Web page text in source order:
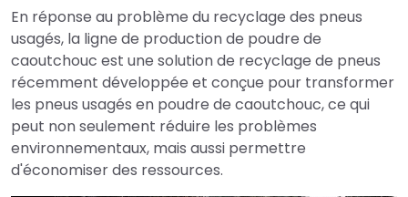
En réponse au problème du recyclage des pneus
usagés, la ligne de production de poudre de
caoutchouc est une solution de recyclage de pneus
récemment développée et conçue pour transformer
les pneus usagés en poudre de caoutchouc, ce qui
peut non seulement réduire les problèmes
environnementaux, mais aussi permettre
d'économiser des ressources.